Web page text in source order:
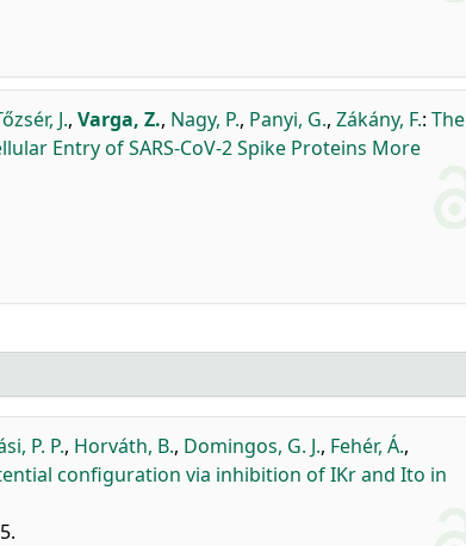
J., Varga, Z., Nagy, P., Panyi, G., Zákány, F.: The
Entry of SARS-CoV-2 Spike Proteins More
P. P., Horváth, B., Domingos, G. J., Fehér, Á.,
configuration via inhibition of IKr and Ito in